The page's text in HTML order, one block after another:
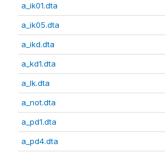
a_ik01.dta
a_ik05.dta
a_ikd.dta
a_kd1.dta
a_lk.dta
a_not.dta
a_pd1.dta
a_pd4.dta